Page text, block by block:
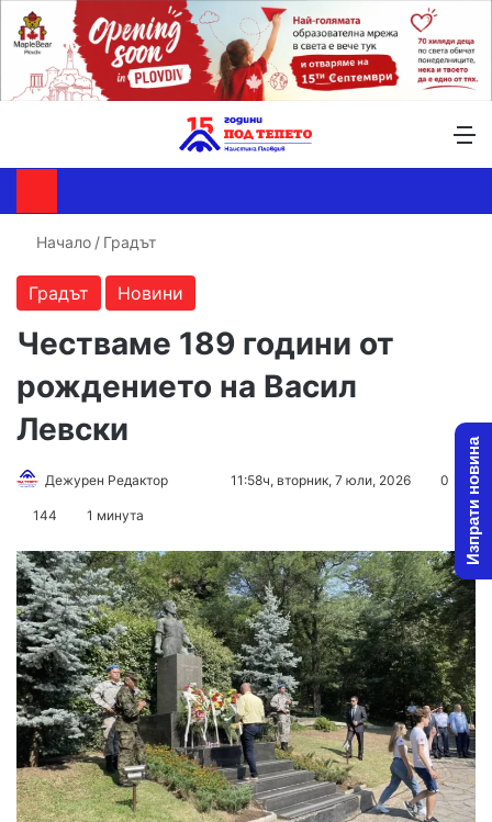
Начало / Градът
Градът Новини
Честваме 189 години от
рождението на Васил
Левски
Дежурен Редактор
Send11:58ч, вторник, 7 юли, 2026 0
144 1 минута Изпрати новина